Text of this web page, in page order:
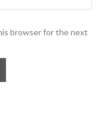
browser for the next